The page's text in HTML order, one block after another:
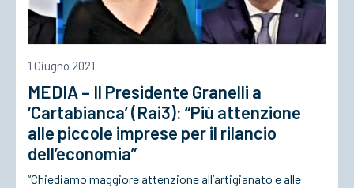
1 Giugno 2021
MEDIA – Il Presidente Granelli a
‘Cartabianca’ (Rai3): “Più attenzione
alle piccole imprese per il rilancio
dell’economia”
“Chiediamo maggiore attenzione all’artigianato e alle